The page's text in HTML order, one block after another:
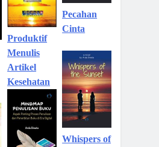
Produktif
Menulis
Artikel
Kesehatan
Pecahan
Cinta
Whispers of